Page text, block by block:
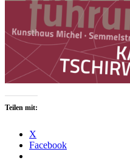
Teilen mit:
X
Facebook